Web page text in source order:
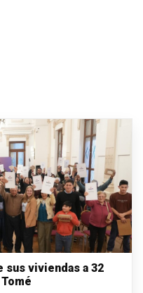
sus viviendas a 32